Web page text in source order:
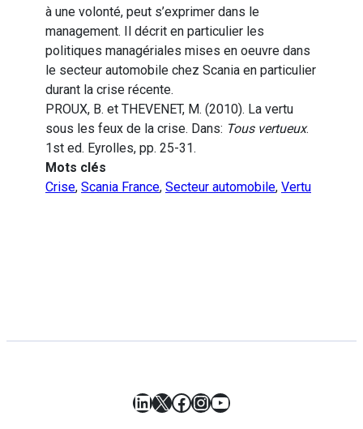
à une volonté, peut s’exprimer dans le
management. Il décrit en particulier les
politiques managériales mises en oeuvre dans
le secteur automobile chez Scania en particulier
durant la crise récente.
PROUX, B. et THEVENET, M. (2010). La vertu
sous les feux de la crise. Dans: Tous vertueux.
1st ed. Eyrolles, pp. 25-31.
Mots clés
Crise, Scania France, Secteur automobile, Vertu
LinkedIn
X Facebook
Instagram
YouTube